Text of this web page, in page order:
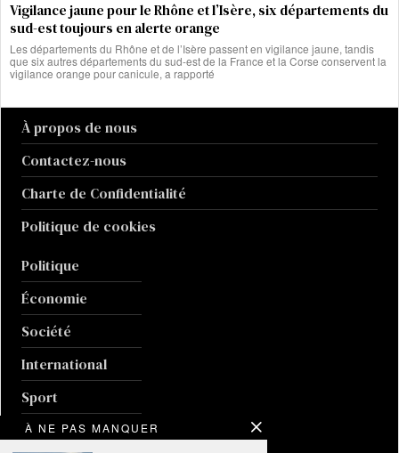
Vigilance jaune pour le Rhône et l’Isère, six départements du
sud-est toujours en alerte orange
Les départements du Rhône et de l’Isère passent en vigilance jaune, tandis
que six autres départements du sud-est de la France et la Corse conservent la
vigilance orange pour canicule, a rapporté
À propos de nous
Contactez-nous
Charte de Confidentialité
Politique de cookies
Politique
Économie
Société
International
Sport
Culture
À NE PAS MANQUER